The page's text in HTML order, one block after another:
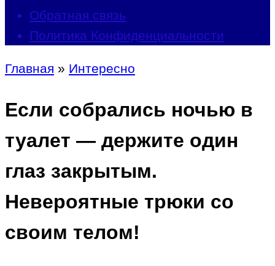
Обратная связь
Политика Конфиденциальности
Главная » Интересно
Если собрались ночью в
туалет — держите один
глаз закрытым.
Невероятные трюки со
своим телом!